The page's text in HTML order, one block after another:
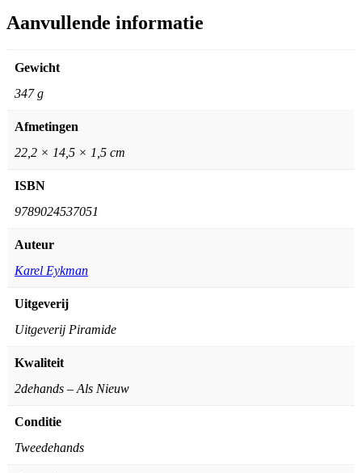
Aanvullende informatie
Gewicht
347 g
Afmetingen
22,2 × 14,5 × 1,5 cm
ISBN
9789024537051
Auteur
Karel Eykman
Uitgeverij
Uitgeverij Piramide
Kwaliteit
2dehands – Als Nieuw
Conditie
Tweedehands